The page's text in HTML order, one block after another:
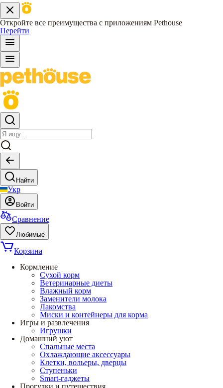
Откройте все преимущества с приложениям Pethouse
Перейти
Найти
Укр
Войти
Сравнение
Любимые
Корзина
Кормление
Сухой корм
Ветеринарные диеты
Влажный корм
Заменители молока
Лакомства
Миски и контейнеры для корма
Игры и развлечения
Игрушки
Домашний уют
Спальные места
Охлаждающие аксессуары
Клетки, вольеры, дверцы
Ступеньки
Smart-гаджеты
Прогулки и путешествия